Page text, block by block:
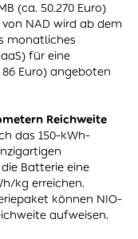
(ca. 50.270 Euro)
NAD wird ab dem
monatliches
für eine
Euro) angeboten
Reichweite
das 150-kWh-
Batterie eine
kg erreichen.
können NIO-
aufweisen.